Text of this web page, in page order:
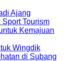
Ajang
Tourism
Kemajuan
Wingdik
di Subang